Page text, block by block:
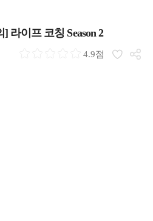
라이프 코칭 Season 2
4.9점